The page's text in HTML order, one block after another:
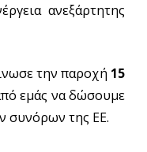
ανεξάρτητης
την παροχή 15
εμάς να δώσουμε
συνόρων της ΕΕ.